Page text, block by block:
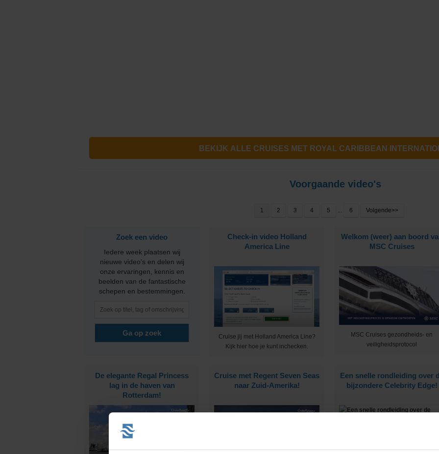
Princess Cruises
SeaDream Yacht Club
Silversea Cruises
Star Clippers
Voorgaande video's
1 2 3 4 5 6 Volgende>>
Zoek een video
Iedere week plaatsen wij
nieuwe video's en delen wij
onze ervaringen, kennis en
beelden van de fantastische
schepen en bestemmingen.
Check-in video Holland
America Line
Cruise jij met Holland America Line?
Kijk hier hoe je kunt inchecken.
Welkom (weer) aan boord
MSC Cruises
MSC Cruises gezondheids- en
veiligheidsprotocol
De elegante Regal Princess
lag in de haven van
Rotterdam!
Cruise met Regent Seven Seas
naar Zuid-Amerika!
Een snelle rondleiding over
bijzondere Celebrity Edge!